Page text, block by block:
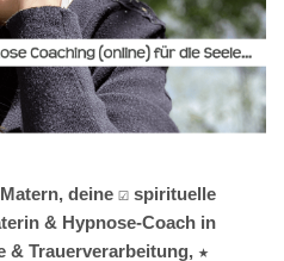
deine ☑️ spirituelle
& Hypnose-Coach in
& Trauerverarbeitung, ★